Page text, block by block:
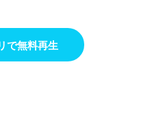
で無料再生